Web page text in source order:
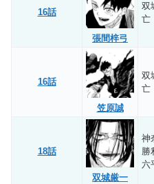
16話
張間梓弓
双
亡
16話
笠原誠
双
亡
18話
双城厳一
神
勝
六